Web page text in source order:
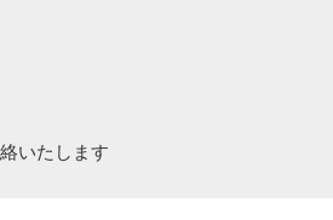
いたします